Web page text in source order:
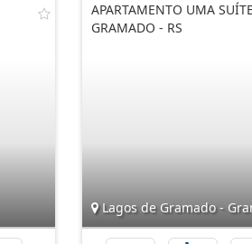
APARTAMENTO UMA
GRAMADO - RS
Lagos de Gramado -